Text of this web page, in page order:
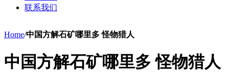
联系我们
Home/中国方解石矿哪里多 怪物猎人
中国方解石矿哪里多 怪物猎人